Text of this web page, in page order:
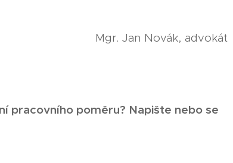
Mgr. Jan Novák, advokát
pracovního poměru? Napište nebo se